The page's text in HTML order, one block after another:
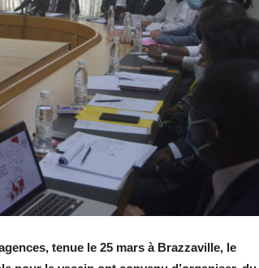
tenue le 25 mars à Brazzaville, le